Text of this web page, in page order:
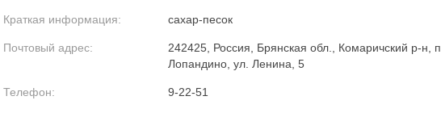
Краткая информация: сахар-песок
Почтовый адрес:
242425, Россия, Брянская обл., Комаричский р-н, п.
Лопандино, ул. Ленина, 5
Телефон: 9-22-51